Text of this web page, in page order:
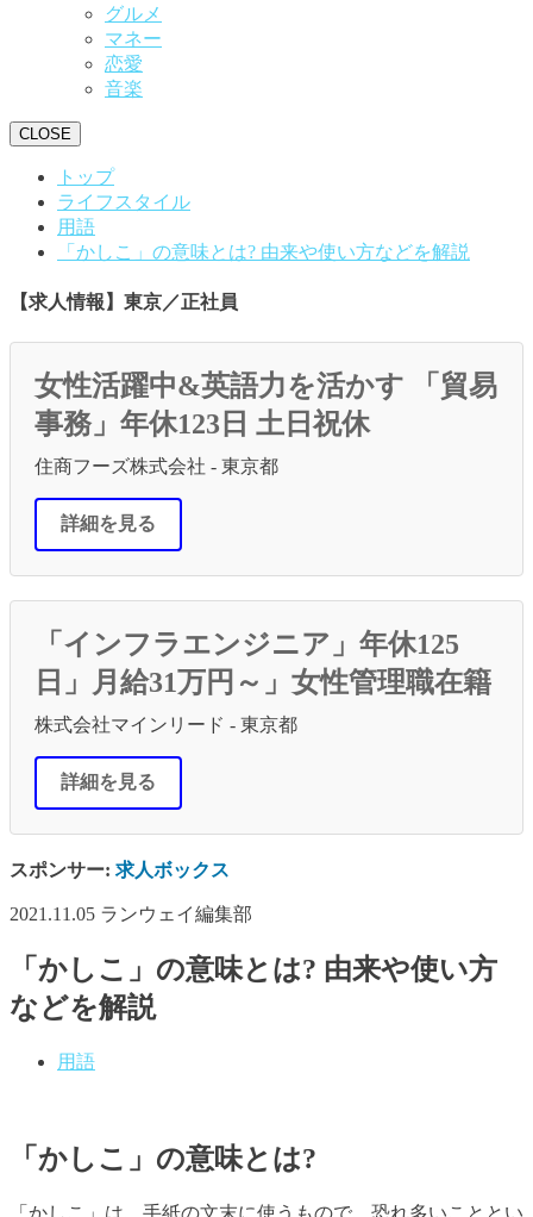
グルメ
マネー
恋愛
音楽
CLOSE
トップ
ライフスタイル
用語
「かしこ」の意味とは? 由来や使い方などを解説
【求人情報】東京／正社員
女性活躍中&英語力を活かす 「貿易
事務」年休123日 土日祝休
住商フーズ株式会社 - 東京都
詳細を見る
「インフラエンジニア」年休125
日」月給31万円～」女性管理職在籍
株式会社マインリード - 東京都
詳細を見る
スポンサー: 求人ボックス
2021.11.05 ランウェイ編集部
「かしこ」の意味とは? 由来や使い方
などを解説
用語
「かしこ」の意味とは?